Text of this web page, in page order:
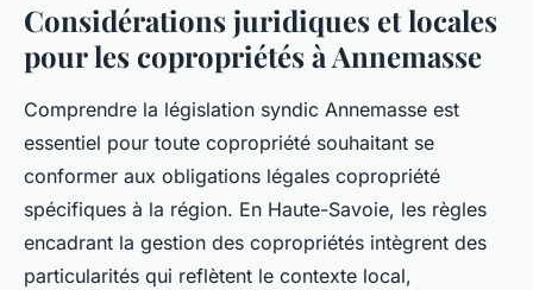
Considérations juridiques et locales
pour les copropriétés à Annemasse
Comprendre la législation syndic Annemasse est
essentiel pour toute copropriété souhaitant se
conformer aux obligations légales copropriété
spécifiques à la région. En Haute-Savoie, les règles
encadrant la gestion des copropriétés intègrent des
particularités qui reflètent le contexte local,